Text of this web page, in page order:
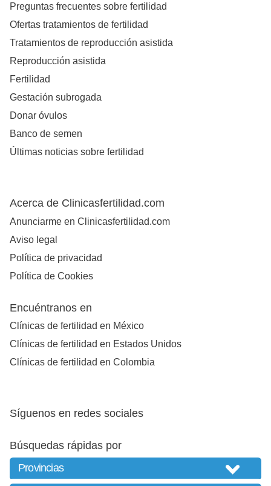
Preguntas frecuentes sobre fertilidad
Ofertas tratamientos de fertilidad
Tratamientos de reproducción asistida
Reproducción asistida
Fertilidad
Gestación subrogada
Donar óvulos
Banco de semen
Últimas noticias sobre fertilidad
Acerca de Clinicasfertilidad.com
Anunciarme en Clinicasfertilidad.com
Aviso legal
Política de privacidad
Política de Cookies
Encuéntranos en
Clínicas de fertilidad en México
Clínicas de fertilidad en Estados Unidos
Clínicas de fertilidad en Colombia
Síguenos en redes sociales
Búsquedas rápidas por